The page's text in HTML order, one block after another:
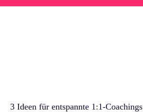
3 Ideen für entspannte 1:1-Coachings